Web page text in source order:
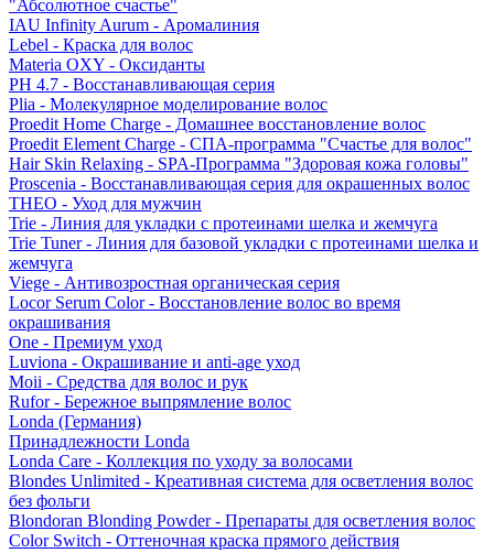
"Абсолютное счастье"
IAU Infinity Aurum - Аромалиния
Lebel - Краска для волос
Materia OXY - Оксиданты
PH 4.7 - Восстанавливающая серия
Plia - Молекулярное моделирование волос
Proedit Home Charge - Домашнее восстановление волос
Proedit Element Charge - СПА-программа "Счастье для волос"
Hair Skin Relaxing - SPA-Программа "Здоровая кожа головы"
Proscenia - Восстанавливающая серия для окрашенных волос
THEO - Уход для мужчин
Trie - Линия для укладки с протеинами шелка и жемчуга
Trie Tuner - Линия для базовой укладки с протеинами шелка и
жемчуга
Viege - Антивозростная органическая серия
Locor Serum Color - Восстановление волос во время
окрашивания
One - Премиум уход
Luviona - Окрашивание и anti-age уход
Moii - Средства для волос и рук
Rufor - Бережное выпрямление волос
Londa (Германия)
Принадлежности Londa
Londa Care - Коллекция по уходу за волосами
Blondes Unlimited - Креативная система для осветления волос
без фольги
Blondoran Blonding Powder - Препараты для осветления волос
Color Switch - Оттеночная краска прямого действия